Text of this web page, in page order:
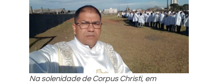
Na solenidade de Corpus Christi, em